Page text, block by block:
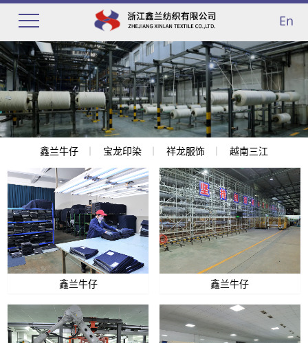
En
鑫兰牛仔 宝龙印染 祥龙服饰 越南三江
鑫兰牛仔 鑫兰牛仔